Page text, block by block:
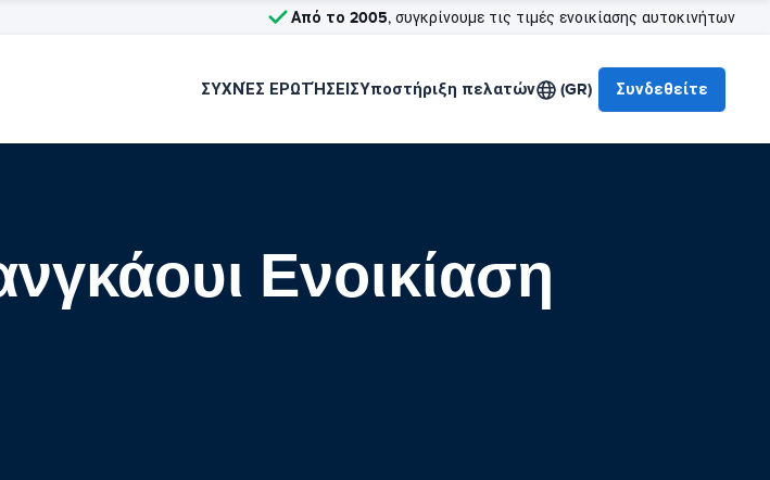
Από το 2005, συγκρίνουμε τις τιμές ενοικίασης αυτοκινήτων
ΣΥΧΝΈΣ ΕΡΩΤΉΣΕΙΣΥποστήριξη πελατών (GR) Συνδεθείτε
Ενοικίαση